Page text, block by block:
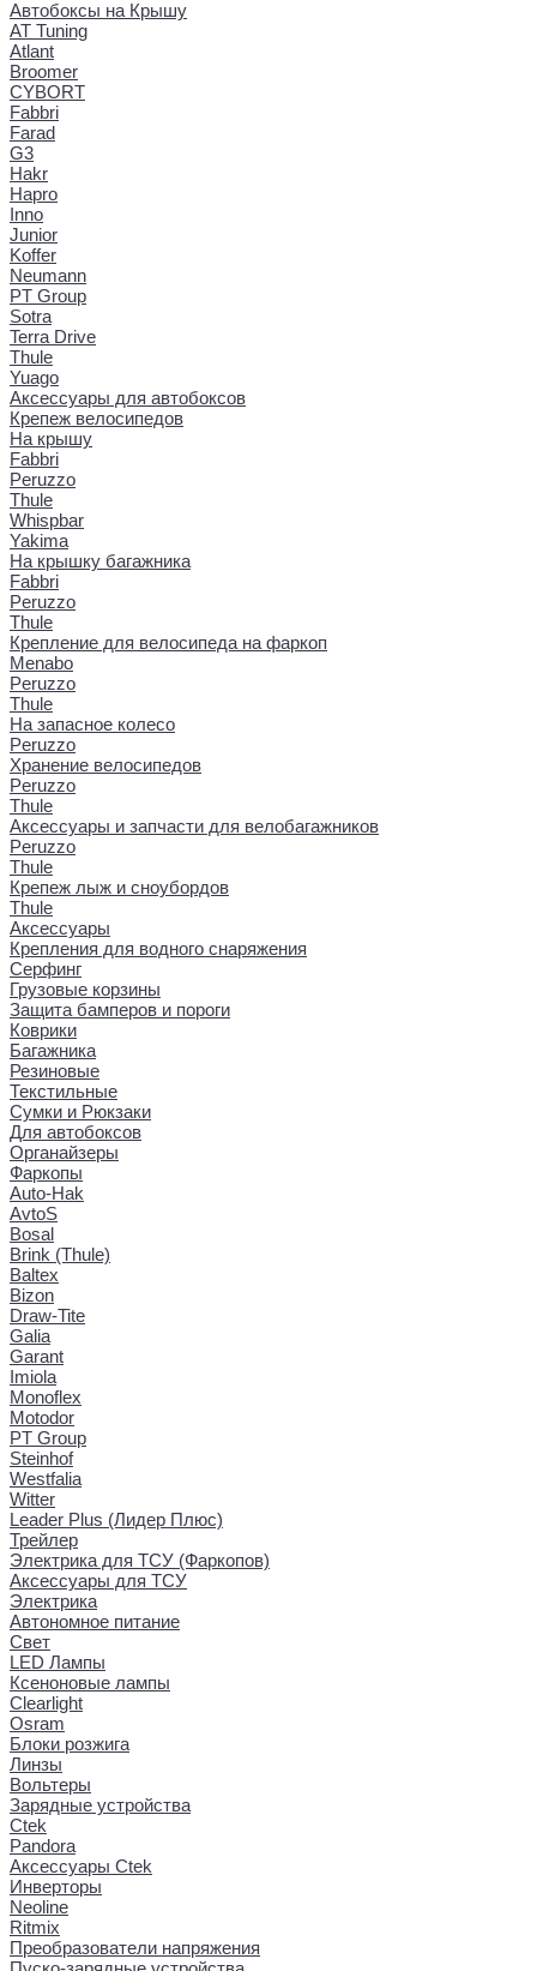
Автобоксы на Крышу
AT Tuning
Atlant
Broomer
CYBORT
Fabbri
Farad
G3
Hakr
Hapro
Inno
Junior
Koffer
Neumann
PT Group
Sotra
Terra Drive
Thule
Yuago
Аксессуары для автобоксов
Крепеж велосипедов
На крышу
Fabbri
Peruzzo
Thule
Whispbar
Yakima
На крышку багажника
Fabbri
Peruzzo
Thule
Крепление для велосипеда на фаркоп
Menabo
Peruzzo
Thule
На запасное колесо
Peruzzo
Хранение велосипедов
Peruzzo
Thule
Аксессуары и запчасти для велобагажников
Peruzzo
Thule
Крепеж лыж и сноубордов
Thule
Аксессуары
Крепления для водного снаряжения
Серфинг
Грузовые корзины
Защита бамперов и пороги
Коврики
Багажника
Резиновые
Текстильные
Сумки и Рюкзаки
Для автобоксов
Органайзеры
Фаркопы
Auto-Hak
AvtoS
Bosal
Brink (Thule)
Baltex
Bizon
Draw-Tite
Galia
Garant
Imiola
Monoflex
Motodor
PT Group
Steinhof
Westfalia
Witter
Leader Plus (Лидер Плюс)
Трейлер
Электрика для ТСУ (Фаркопов)
Аксессуары для ТСУ
Электрика
Автономное питание
Свет
LED Лампы
Ксеноновые лампы
Clearlight
Osram
Блоки розжига
Линзы
Вольтеры
Зарядные устройства
Ctek
Pandora
Аксессуары Ctek
Инверторы
Neoline
Ritmix
Преобразователи напряжения